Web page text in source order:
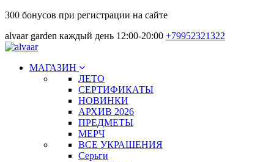
300 бонусов при регистрации на сайте
alvaar garden каждый день 12:00-20:00 +79952321322
МАГАЗИН
ЛЕТО
СЕРТИФИКАТЫ
НОВИНКИ
АРХИВ 2026
ПРЕДМЕТЫ
МЕРЧ
ВСЕ УКРАШЕНИЯ
Серьги